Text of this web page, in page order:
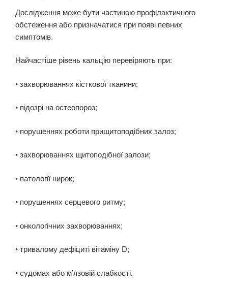
Дослідження може бути частиною профілактичного
обстеження або призначатися при появі певних
симптомів.
Найчастіше рівень кальцію перевіряють при:
• захворюваннях кісткової тканини;
• підозрі на остеопороз;
• порушеннях роботи прищитоподібних залоз;
• захворюваннях щитоподібної залози;
• патології нирок;
• порушеннях серцевого ритму;
• онкологічних захворюваннях;
• тривалому дефіциті вітаміну D;
• судомах або м’язовій слабкості.